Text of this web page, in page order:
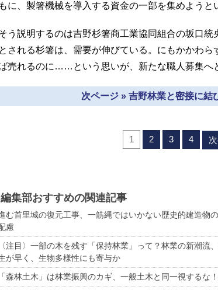
に、製箸機械を導入する資金の一部を集めようと
う説明するのは吉野杉箸商工業協同組合の坂口統
される杉箸は、需要が伸びている。にもかかわら
売れるのに……という思いが、新たな職人募集へ
次ページ » 吉野林業と密接に結
1 2 3 4
編集部おすすめの関連記事
む首里城の復元工事、一筋縄ではいかない歴史的建造物
慮
〈注目〉一部の木を残す「保持林業」って？林業の新潮流
が早く、生物多様性にも寄与か
「森林土木」は林業振興のカギ、一般土木と同一視するな